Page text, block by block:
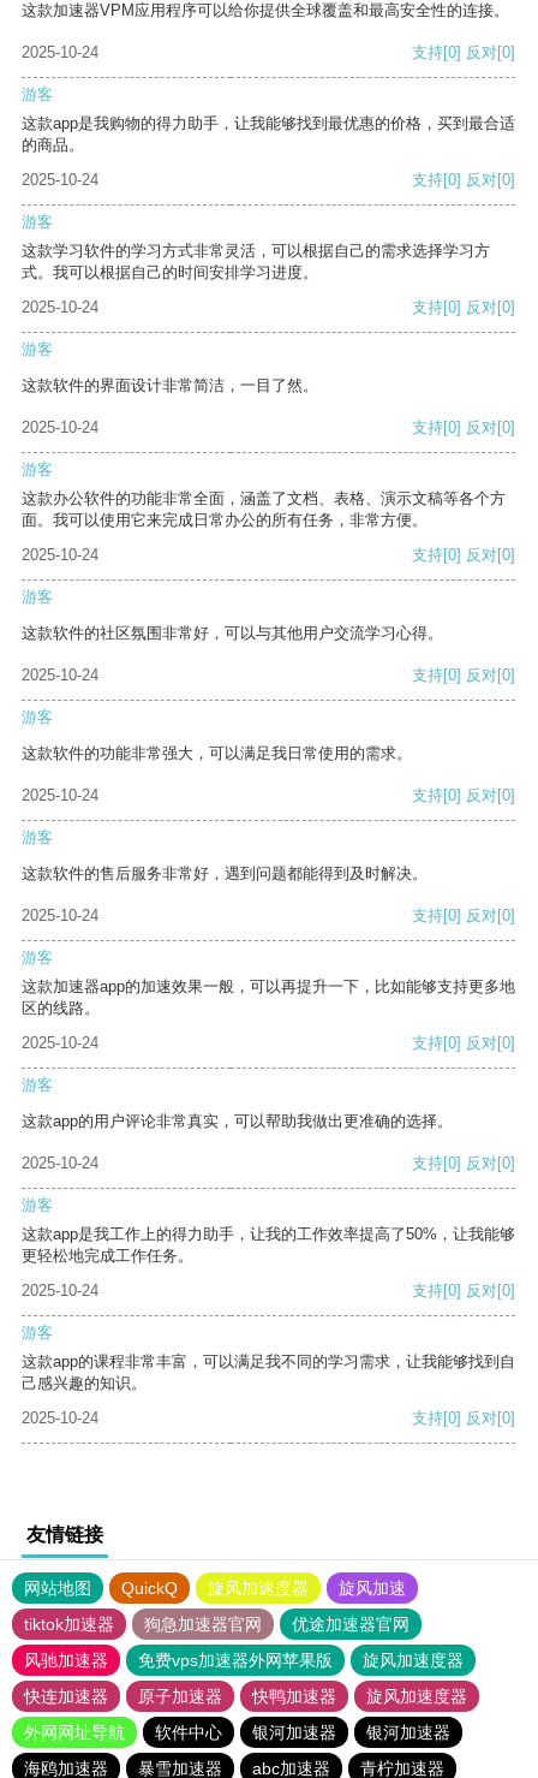
这款加速器VPM应用程序可以给你提供全球覆盖和最高安全性的连接。
2025-10-24 支持[0] 反对[0]
游客
这款app是我购物的得力助手，让我能够找到最优惠的价格，买到最合适
的商品。
2025-10-24
支持[0] 反对[0]
游客
这款学习软件的学习方式非常灵活，可以根据自己的需求选择学习方
式。我可以根据自己的时间安排学习进度。
2025-10-24
支持[0] 反对[0]
游客
这款软件的界面设计非常简洁，一目了然。
2025-10-24 支持[0] 反对[0]
游客
这款办公软件的功能非常全面，涵盖了文档、表格、演示文稿等各个方
面。我可以使用它来完成日常办公的所有任务，非常方便。
2025-10-24
支持[0] 反对[0]
游客
这款软件的社区氛围非常好，可以与其他用户交流学习心得。
2025-10-24 支持[0] 反对[0]
游客
这款软件的功能非常强大，可以满足我日常使用的需求。
2025-10-24 支持[0] 反对[0]
游客
这款软件的售后服务非常好，遇到问题都能得到及时解决。
2025-10-24 支持[0] 反对[0]
游客
这款加速器app的加速效果一般，可以再提升一下，比如能够支持更多地
区的线路。
2025-10-24
支持[0] 反对[0]
游客
这款app的用户评论非常真实，可以帮助我做出更准确的选择。
2025-10-24 支持[0] 反对[0]
游客
这款app是我工作上的得力助手，让我的工作效率提高了50%，让我能够
更轻松地完成工作任务。
2025-10-24
支持[0] 反对[0]
游客
这款app的课程非常丰富，可以满足我不同的学习需求，让我能够找到自
己感兴趣的知识。
2025-10-24
支持[0] 反对[0]
友情链接
网站地图 QuickQ 旋风加速度器
旋风加速
tiktok加速器
狗急加速器官网
优途加速器官网
风驰加速器
免费vps加速器外网苹果版
旋风加速度器
快连加速器
原子加速器 快鸭加速器
旋风加速度器
外网网址导航
软件中心 银河加速器
银河加速器
海鸥加速器
暴雪加速器 abc加速器 青柠加速器